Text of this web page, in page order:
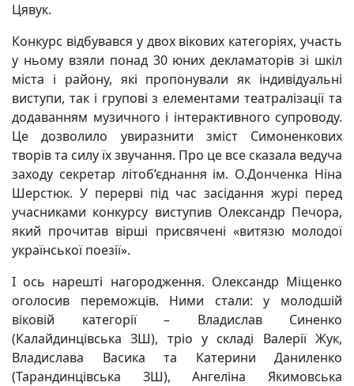
Цявук.
Конкурс відбувався у двох вікових категоріях, участь
у ньому взяли понад 30 юних декламаторів зі шкіл
міста і району, які пропонували як індивідуальні
виступи, так і групові з елементами театралізації та
додаванням музичного і інтерактивного супроводу.
Це дозволило увиразнити зміст Симоненкових
творів та силу їх звучання. Про це все сказала ведуча
заходу секретар літоб’єднання ім. О.Донченка Ніна
Шерстюк. У перерві під час засідання журі перед
учасниками конкурсу виступив Олександр Печора,
який прочитав вірші присвячені «витязю молодої
української поезії».
І ось нарешті нагородження. Олександр Міщенко
оголосив переможців. Ними стали: у молодшій
віковій категорії – Владислав Синенко
(Калайдинцівська ЗШ), тріо у складі Валерії Жук,
Владислава Васика та Катерини Даниленко
(Тарандинцівська ЗШ), Ангеліна Якимовська